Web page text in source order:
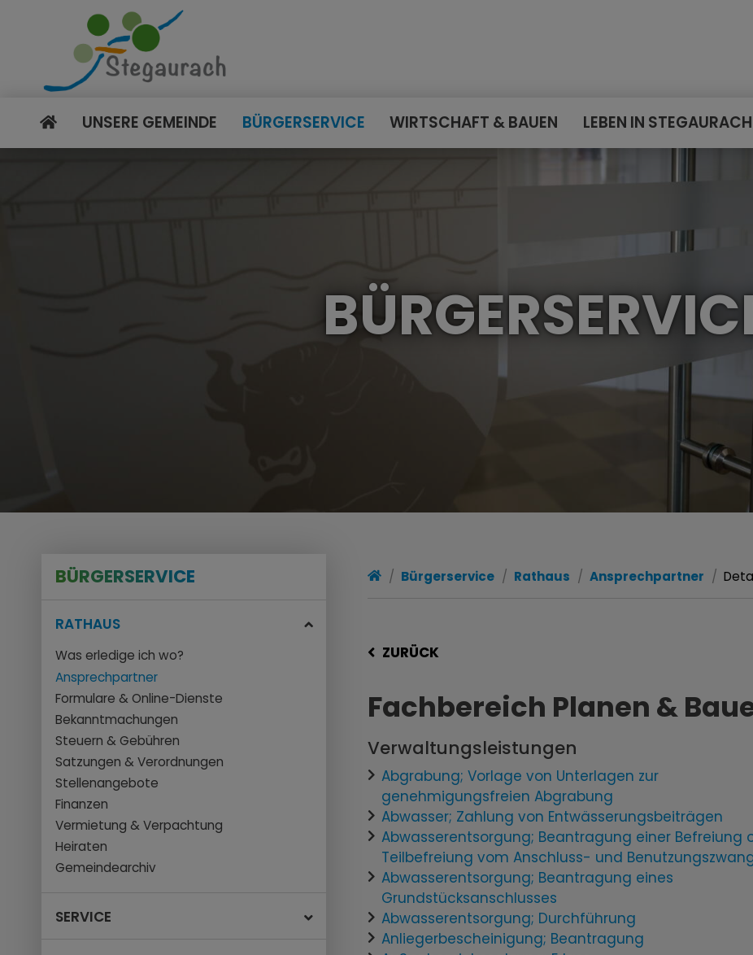
UNSERE GEMEINDE BÜRGERSERVICE WIRTSCHAFT & BAUEN LEBEN IN STEGAURACH
BÜRGERSERVICE
RATHAUS
Was erledige ich wo?
Ansprechpartner
Formulare & Online-Dienste
Bekanntmachungen
Steuern & Gebühren
Satzungen & Verordnungen
Stellenangebote
Finanzen
Vermietung & Verpachtung
Heiraten
Gemeindearchiv
SERVICE
Bürgerservice Rathaus Ansprechpartner
ZURÜCK
Fachbereich Planen &
Verwaltungsleistungen
Abgrabung; Vorlage von Unterlagen zur
genehmigungsfreien Abgrabung
Abwasser; Zahlung von Entwässerungsbeiträgen
Abwasserentsorgung; Beantragung einer Befreiung
Teilbefreiung vom Anschluss- und
Abwasserentsorgung; Beantragung eines
Grundstücksanschlusses
Abwasserentsorgung; Durchführung
Anliegerbescheinigung; Beantragung